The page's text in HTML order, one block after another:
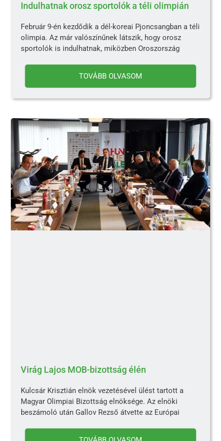
Indulhatnak orosz sportolók a téli olimpián
Február 9-én kezdődik a dél-koreai Pjoncsangban a téli
olimpia. Az már valószínűnek látszik, hogy orosz
sportolók is indulhatnak, miközben Oroszország
TOVÁBB OLVASOM
Virág Lajos MOB-bizottság élén
Kulcsár Krisztián elnök vezetésével ülést tartott a
Magyar Olimpiai Bizottság elnöksége. Az elnöki
beszámoló után Gallov Rezső átvette az Európai